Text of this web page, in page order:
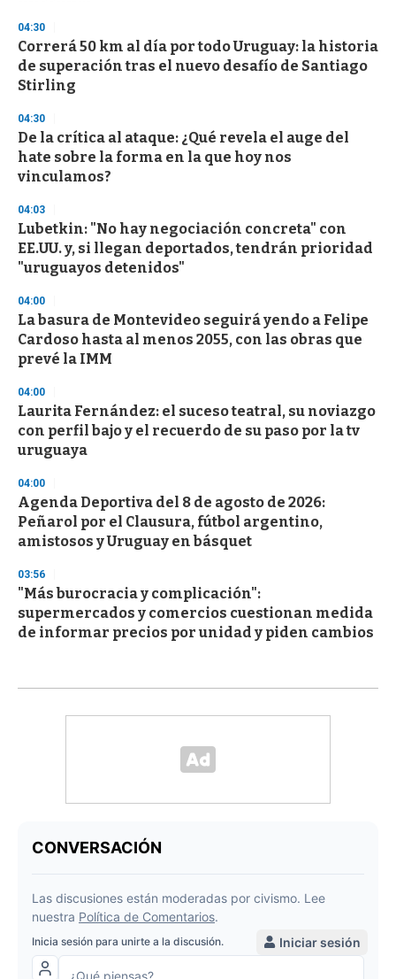
s
e
c
o
n
04:30
Correrá 50 km al día por todo Uruguay: la historia
de superación tras el nuevo desafío de Santiago
Stirling
04:30
De la crítica al ataque: ¿Qué revela el auge del
hate sobre la forma en la que hoy nos
vinculamos?
04:03
Lubetkin: "No hay negociación concreta" con
EE.UU. y, si llegan deportados, tendrán prioridad
"uruguayos detenidos"
04:00
La basura de Montevideo seguirá yendo a Felipe
Cardoso hasta al menos 2055, con las obras que
prevé la IMM
04:00
Laurita Fernández: el suceso teatral, su noviazgo
con perfil bajo y el recuerdo de su paso por la tv
uruguaya
04:00
Agenda Deportiva del 8 de agosto de 2026:
Peñarol por el Clausura, fútbol argentino,
amistosos y Uruguay en básquet
03:56
"Más burocracia y complicación":
supermercados y comercios cuestionan medida
de informar precios por unidad y piden cambios